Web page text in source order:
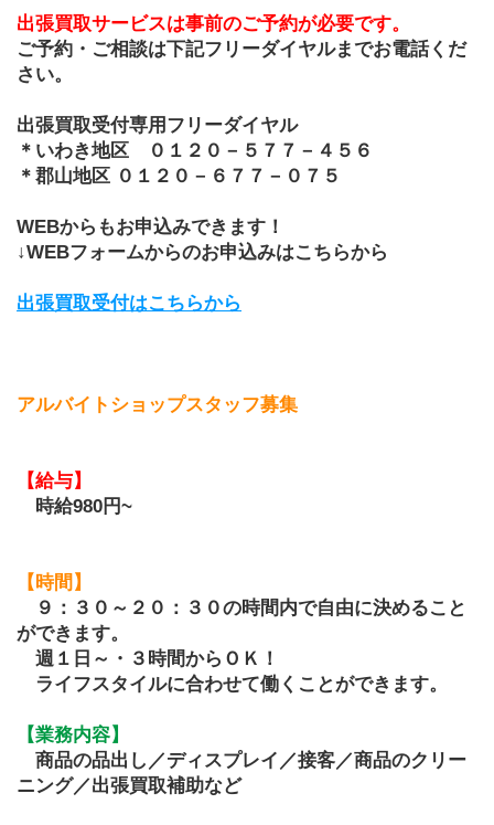
出張買取サービスは事前のご予約が必要です。
ご予約・ご相談は下記フリーダイヤルまでお電話くだ
さい。
出張買取受付専用フリーダイヤル
＊いわき地区　０１２０－５７７－４５６
＊郡山地区 ０１２０－６７７－０７５
WEBからもお申込みできます！
↓WEBフォームからのお申込みはこちらから
出張買取受付はこちらから
アルバイトショップスタッフ募集
【給与】
時給980円~
【時間】
９：３０～２０：３０の時間内で自由に決めること
ができます。
週１日～・３時間からＯＫ！
ライフスタイルに合わせて働くことができます。
【業務内容】
商品の品出し／ディスプレイ／接客／商品のクリー
ニング／出張買取補助など